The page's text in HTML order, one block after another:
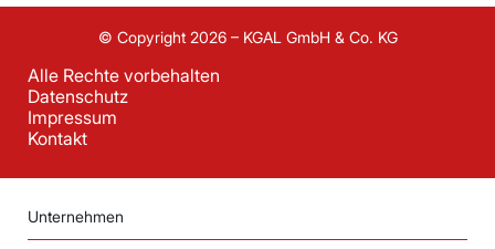
© Copyright 2026 – KGAL GmbH & Co. KG
Alle Rechte vorbehalten
Datenschutz
Impressum
Kontakt
Unternehmen